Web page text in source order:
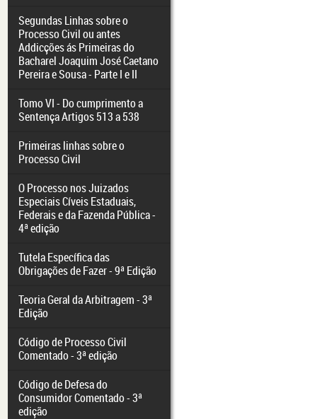
Segundas Linhas sobre o
Processo Civil ou antes
Addicções ás Primeiras do
Bacharel Joaquim José Caetano
Pereira e Sousa - Parte I e II
Tomo VI - Do cumprimento a
Sentença Artigos 513 a 538
Primeiras linhas sobre o
Processo Civil
O Processo nos Juizados
Especiais Cíveis Estaduais,
Federais e da Fazenda Pública -
4ª edição
Tutela Específica das
Obrigações de Fazer - 9ª Edição
Teoria Geral da Arbitragem - 3ª
Edição
Código de Processo Civil
Comentado - 3ª edição
Código de Defesa do
Consumidor Comentado - 3ª
edição